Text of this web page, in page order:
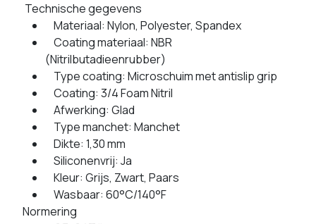
Technische gegevens
Materiaal: Nylon, Polyester, Spandex
Coating materiaal: NBR
(Nitrilbutadieenrubber)
Type coating: Microschuim met antislip grip
Coating: 3/4 Foam Nitril
Afwerking: Glad
Type manchet: Manchet
Dikte: 1,30 mm
Siliconenvrij: Ja
Kleur: Grijs, Zwart, Paars
Wasbaar: 60°C/140°F
Normering